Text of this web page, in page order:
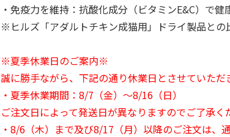
・免疫力を維持：抗酸化成分（ビタミンE&C）で健
※ヒルズ「アダルトチキン成猫用」ドライ製品との
※夏季休業日のご案内※
誠に勝手ながら、下記の通り休業日とさせていただ
・夏季休業期間：8/7（金）～8/16（日）
ご注文日によって発送日が異なりますのでご了承く
・8/6（木）まで及び8/17（月）以降のご注文は、